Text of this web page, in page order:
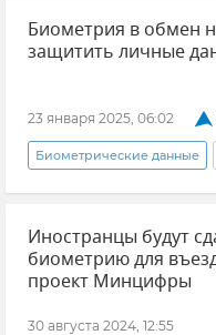
Цифровая безопасность
Биометрия в обмен
защитить личные
23 января 2025, 06:02
Биометрические данные
Общество Совет
Закон и право Россия
Екатерина Денисова
Иностранцы будут
биометрию для
проект Минцифры
30 августа 2024, 12:55